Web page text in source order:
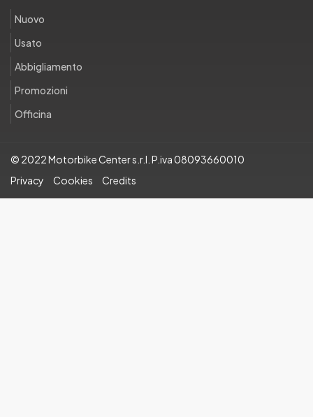
Nuovo
Usato
Abbigliamento
Promozioni
Officina
© 2022 Motorbike Center s.r.l. P.iva 08093660010
Privacy
Cookies Credits